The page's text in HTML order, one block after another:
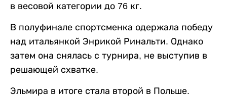
в весовой категории до 76 кг.
В полуфинале спортсменка одержала победу
над итальянкой Энрикой Ринальти. Однако
затем она снялась с турнира, не выступив в
решающей схватке.
Эльмира в итоге стала второй в Польше.